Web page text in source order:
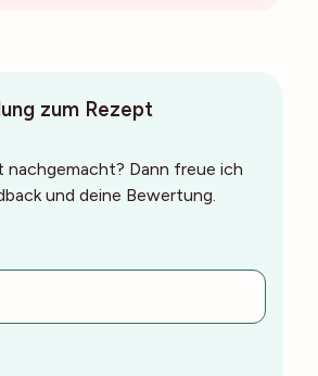
zum Rezept
nachgemacht? Dann freue ich
und deine Bewertung.